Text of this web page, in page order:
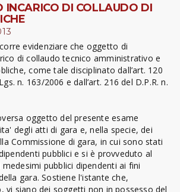
INCARICO DI COLLAUDO DI
evidenziare che oggetto di
di collaudo tecnico amministrativo e
come tale disciplinato dall’art. 120
n. 163/2006 e dall’art. 216 del D.P.R. n.
oggetto del presente esame
degli atti di gara e, nella specie, dei
Commissione di gara, in cui sono stati
pubblici e si è provveduto al
pubblici dipendenti ai fini
gara. Sostiene l'istante che,
vi siano dei soggetti non in possesso del